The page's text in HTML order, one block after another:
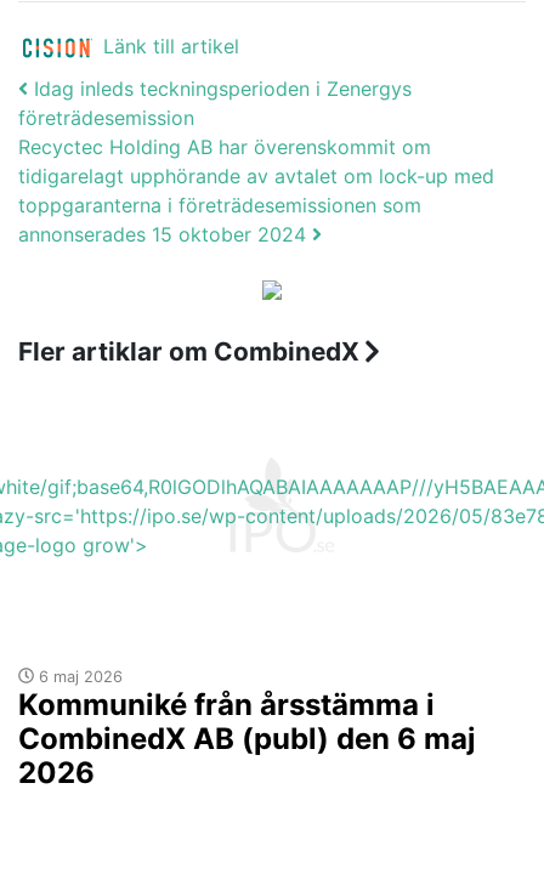
Länk till artikel
Post navigation
Idag inleds teckningsperioden i Zenergys
företrädesemission
Recyctec Holding AB har överenskommit om
tidigarelagt upphörande av avtalet om lock-up med
toppgaranterna i företrädesemissionen som
annonserades 15 oktober 2024
Fler artiklar om CombinedX
gif;base64,R0lGODlhAQABAIAAAAAAAP///
src='https://ipo.se/wp-content/uploads/2026/05/
logo grow'>
6 maj 2026
Kommuniké från årsstämma i
CombinedX AB (publ) den 6 maj
2026